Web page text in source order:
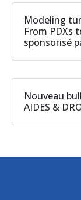
Modeling
From PDXs
sponsorisé
Nouveau
AIDES &